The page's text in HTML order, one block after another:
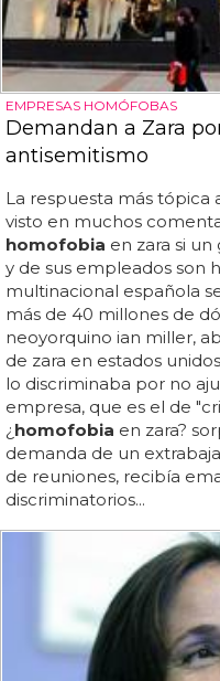
EMPRESAS HOMÓFOBAS
Demandan a Zara
antisemitismo
La respuesta más
visto en muchos
homofobia en zara si
y de sus empleados son
multinacional española
más de 40 millones de
neoyorquino ian miller,
de zara en estados
lo discriminaba por no
empresa, que es el de
¿ homofobia en zara?
demanda de un
de reuniones, recibía
discriminatorios...